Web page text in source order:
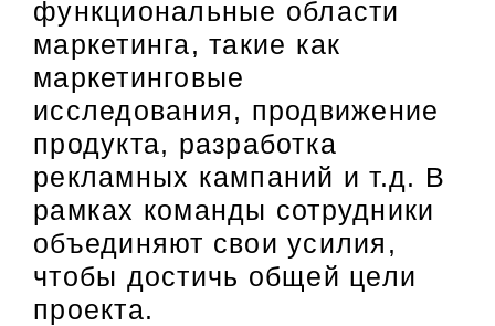
функциональные области
маркетинга, такие как
маркетинговые
исследования, продвижение
продукта, разработка
рекламных кампаний и т.д. В
рамках команды сотрудники
объединяют свои усилия,
чтобы достичь общей цели
проекта.